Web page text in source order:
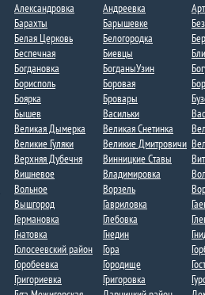
Александровка Андреевка
Барахты Барышевке
Белая Церковь Белогородка
Беспечная Биевцы
Богдановка БогданыУзин
Борисполь Боровая
Боярка Бровары
Бышев Васильки
Великая Дымерка Великая Снетинка
Великие Гуляки
Великие Дмитровичи​
Верхняя Дубечня​ Винницкие Ставы
Вишневое Владимировка​
Вольное Ворзель
Вышгород Гавриловка
Германовка Глебовка​
Гнатовка Гнедин
Голосеевский район Гора
Горобеевка Городище
Григориевка Григоровка